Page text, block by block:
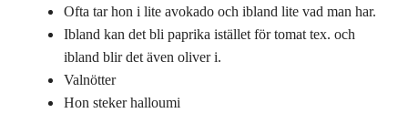
Ofta tar hon i lite avokado och ibland lite vad man har.
Ibland kan det bli paprika istället för tomat tex. och
ibland blir det även oliver i.
Valnötter
Hon steker halloumi